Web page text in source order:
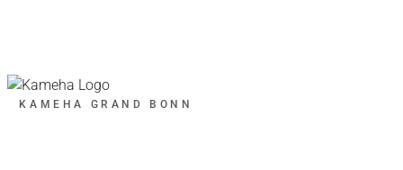
KAMEHA GRAND BONN